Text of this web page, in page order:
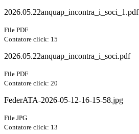
2026.05.22anquap_incontra_i_soci_1.pdf
File PDF
Contatore click: 15
2026.05.22anquap_incontra_i_soci.pdf
File PDF
Contatore click: 20
FederATA-2026-05-12-16-15-58.jpg
File JPG
Contatore click: 13